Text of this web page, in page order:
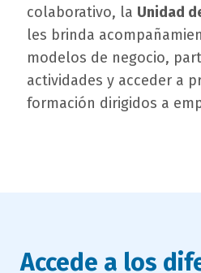
colaborativo, la Unidad
les brinda
modelos de negocio,
actividades y acceder a
formación dirigidos a
Accede a los